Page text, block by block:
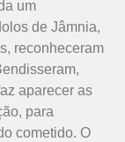
um
de Jâmnia,
reconheceram
aparecer as
para
cometido. O